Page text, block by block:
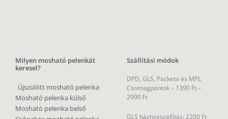
Milyen mosható pelenkát
keresel?
Újszülött mosható pelenka
Mosható pelenka külső
Mosható pelenka belső
Szállítási módok
DPD, GLS, Packeta és MPL
Csomagpontok – 1390 Ft –
2990 Ft
GLS házhozszállítás: 2200 Ft